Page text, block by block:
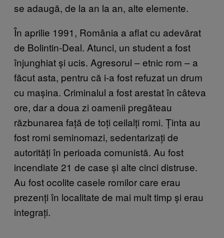
se adaugă, de la an la an, alte elemente.
În aprilie 1991, România a aflat cu adevărat
de Bolintin-Deal. Atunci, un student a fost
înjunghiat și ucis. Agresorul – etnic rom – a
făcut asta, pentru că i-a fost refuzat un drum
cu mașina. Criminalul a fost arestat în câteva
ore, dar a doua zi oamenii pregăteau
răzbunarea față de toți ceilalți romi. Ținta au
fost romi seminomazi, sedentarizați de
autorități în perioada comunistă. Au fost
incendiate 21 de case și alte cinci distruse.
Au fost ocolite casele romilor care erau
prezenți în localitate de mai mult timp și erau
integrați.